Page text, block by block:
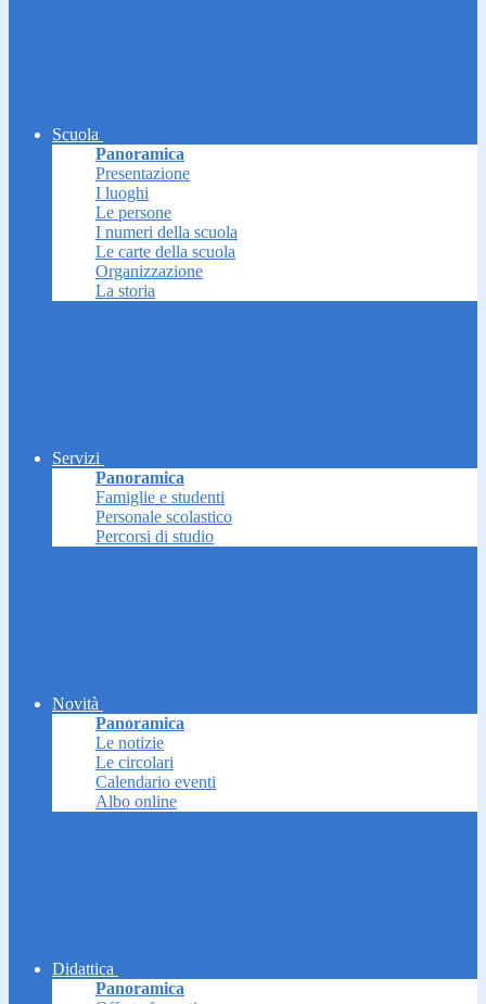
Scuola
Panoramica
Presentazione
I luoghi
Le persone
I numeri della scuola
Le carte della scuola
Organizzazione
La storia
Servizi
Panoramica
Famiglie e studenti
Personale scolastico
Percorsi di studio
Novità
Panoramica
Le notizie
Le circolari
Calendario eventi
Albo online
Didattica
Panoramica